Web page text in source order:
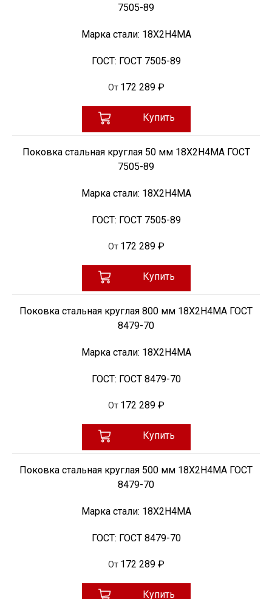
7505-89
Марка стали: 18Х2Н4МА
ГОСТ: ГОСТ 7505-89
От 172 289 ₽
Купить
Поковка стальная круглая 50 мм 18Х2Н4МА ГОСТ
7505-89
Марка стали: 18Х2Н4МА
ГОСТ: ГОСТ 7505-89
От 172 289 ₽
Купить
Поковка стальная круглая 800 мм 18Х2Н4МА ГОСТ
8479-70
Марка стали: 18Х2Н4МА
ГОСТ: ГОСТ 8479-70
От 172 289 ₽
Купить
Поковка стальная круглая 500 мм 18Х2Н4МА ГОСТ
8479-70
Марка стали: 18Х2Н4МА
ГОСТ: ГОСТ 8479-70
От 172 289 ₽
Купить